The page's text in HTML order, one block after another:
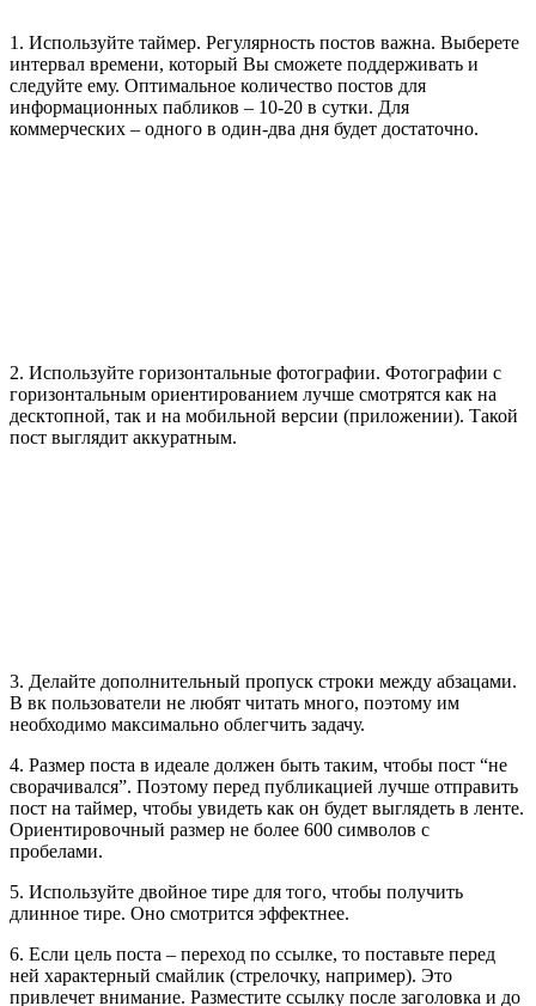
1. Используйте таймер. Регулярность постов важна. Выберете
интервал времени, который Вы сможете поддерживать и
следуйте ему. Оптимальное количество постов для
информационных пабликов – 10-20 в сутки. Для
коммерческих – одного в один-два дня будет достаточно.
2. Используйте горизонтальные фотографии. Фотографии с
горизонтальным ориентированием лучше смотрятся как на
десктопной, так и на мобильной версии (приложении). Такой
пост выглядит аккуратным.
3. Делайте дополнительный пропуск строки между абзацами.
В вк пользователи не любят читать много, поэтому им
необходимо максимально облегчить задачу.
4. Размер поста в идеале должен быть таким, чтобы пост “не
сворачивался”. Поэтому перед публикацией лучше отправить
пост на таймер, чтобы увидеть как он будет выглядеть в ленте.
Ориентировочный размер не более 600 символов с
пробелами.
5. Используйте двойное тире для того, чтобы получить
длинное тире. Оно смотрится эффектнее.
6. Если цель поста – переход по ссылке, то поставьте перед
ней характерный смайлик (стрелочку, например). Это
привлечет внимание. Разместите ссылку после заголовка и до